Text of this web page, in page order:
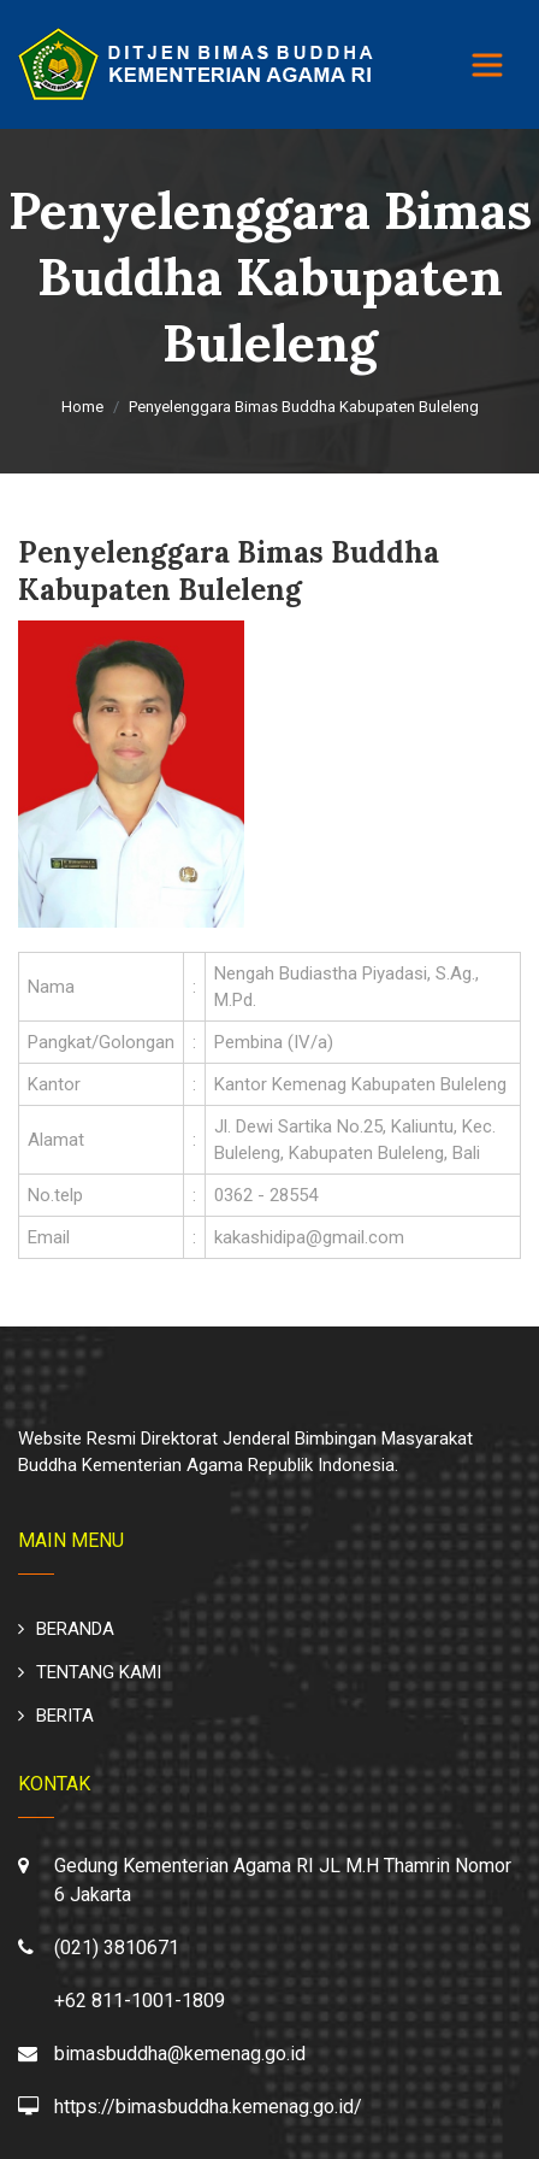
Penyelenggara Bimas
Buddha Kabupaten
Buleleng
Home Penyelenggara Bimas Buddha Kabupaten Buleleng
Penyelenggara Bimas Buddha
Kabupaten Buleleng
Nama :
Nengah Budiastha Piyadasi, S.Ag.,
M.Pd.
Pangkat/Golongan
:
Pembina (IV/a)
Kantor
: Kantor Kemenag Kabupaten Buleleng
Alamat :
Jl. Dewi Sartika No.25, Kaliuntu, Kec.
Buleleng, Kabupaten Buleleng, Bali
No.telp
:
0362 - 28554
Email
: kakashidipa@gmail.com
Website Resmi Direktorat Jenderal Bimbingan Masyarakat
Buddha Kementerian Agama Republik Indonesia.
MAIN MENU
BERANDA
TENTANG KAMI
BERITA
KONTAK
Gedung Kementerian Agama RI JL M.H Thamrin Nomor
6 Jakarta
(021) 3810671
+62 811-1001-1809
bimasbuddha@kemenag.go.id
https://bimasbuddha.kemenag.go.id/